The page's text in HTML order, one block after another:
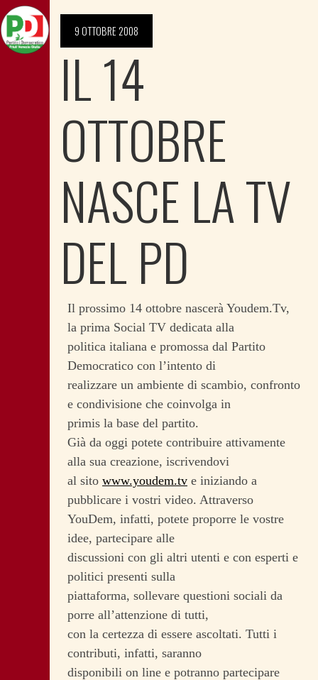
9 OTTOBRE 2008
IL 14
OTTOBRE
NASCE LA TV
DEL PD
Il prossimo 14 ottobre nascerà Youdem.Tv,
la prima Social TV dedicata alla
politica italiana e promossa dal Partito
Democratico con l’intento di
realizzare un ambiente di scambio, confronto
e condivisione che coinvolga in
primis la base del partito.
Già da oggi potete contribuire attivamente
alla sua creazione, iscrivendovi
al sito www.youdem.tv e iniziando a
pubblicare i vostri video. Attraverso
YouDem, infatti, potete proporre le vostre
idee, partecipare alle
discussioni con gli altri utenti e con esperti e
politici presenti sulla
piattaforma, sollevare questioni sociali da
porre all’attenzione di tutti,
con la certezza di essere ascoltati. Tutti i
contributi, infatti, saranno
disponibili on line e potranno partecipare